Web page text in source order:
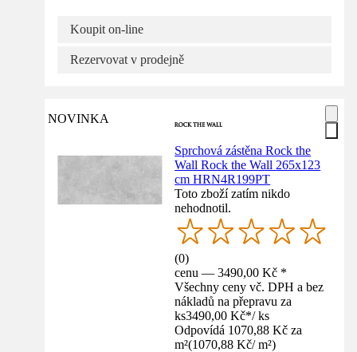
Koupit on-line
Rezervovat v prodejně
NOVINKA
Sprchová zástěna Rock the
Wall Rock the Wall 265x123
cm HRN4R199PT
Toto zboží zatím nikdo
nehodnotil.
(0)
cenu — 3490,00 Kč *
Všechny ceny vč. DPH a bez
nákladů na přepravu za
ks3490,00 Kč*/ ks
Odpovídá 1070,88 Kč za
m²(1070,88 Kč/ m²)